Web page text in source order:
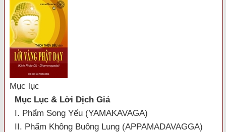
Mục lục
Mục Lục & Lời Dịch Giả
I. Phẩm Song Yếu (YAMAKAVAGA)
II. Phẩm Không Buông Lung (APPAMADAVAGGA)